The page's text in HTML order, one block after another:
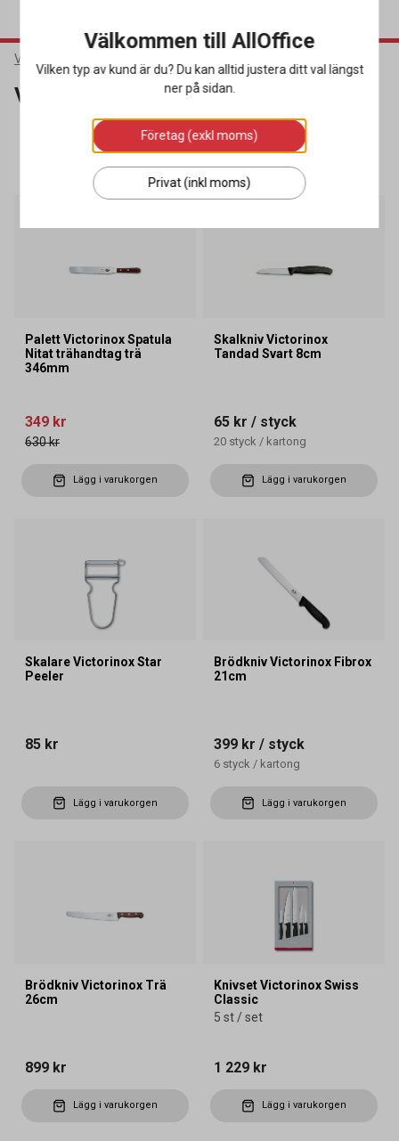
Varumärken
Victorinox
SORTERA
19 produkter
Palett Victorinox Spatula
Nitat trähandtag trä
346mm
349 kr
630 kr
Lägg i varukorgen
Skalkniv Victorinox
Tandad Svart 8cm
65 kr / styck
20 styck / kartong
Lägg i varukorgen
Skalare Victorinox Star
Peeler
85 kr
Lägg i varukorgen
Brödkniv Victorinox Fibrox
21cm
399 kr / styck
6 styck / kartong
Lägg i varukorgen
Brödkniv Victorinox Trä
26cm
899 kr
Lägg i varukorgen
Knivset Victorinox Swiss
Classic
5 st / set
1 229 kr
Lägg i varukorgen
Välkommen till AllOffice
Vilken typ av kund är du? Du kan alltid justera ditt val längst
ner på sidan.
Företag (exkl moms)
Privat (inkl moms)